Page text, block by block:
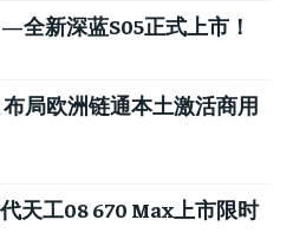
新深蓝S05正式上市！
局欧洲链通本土激活商用
天工08 670 Max上市限时